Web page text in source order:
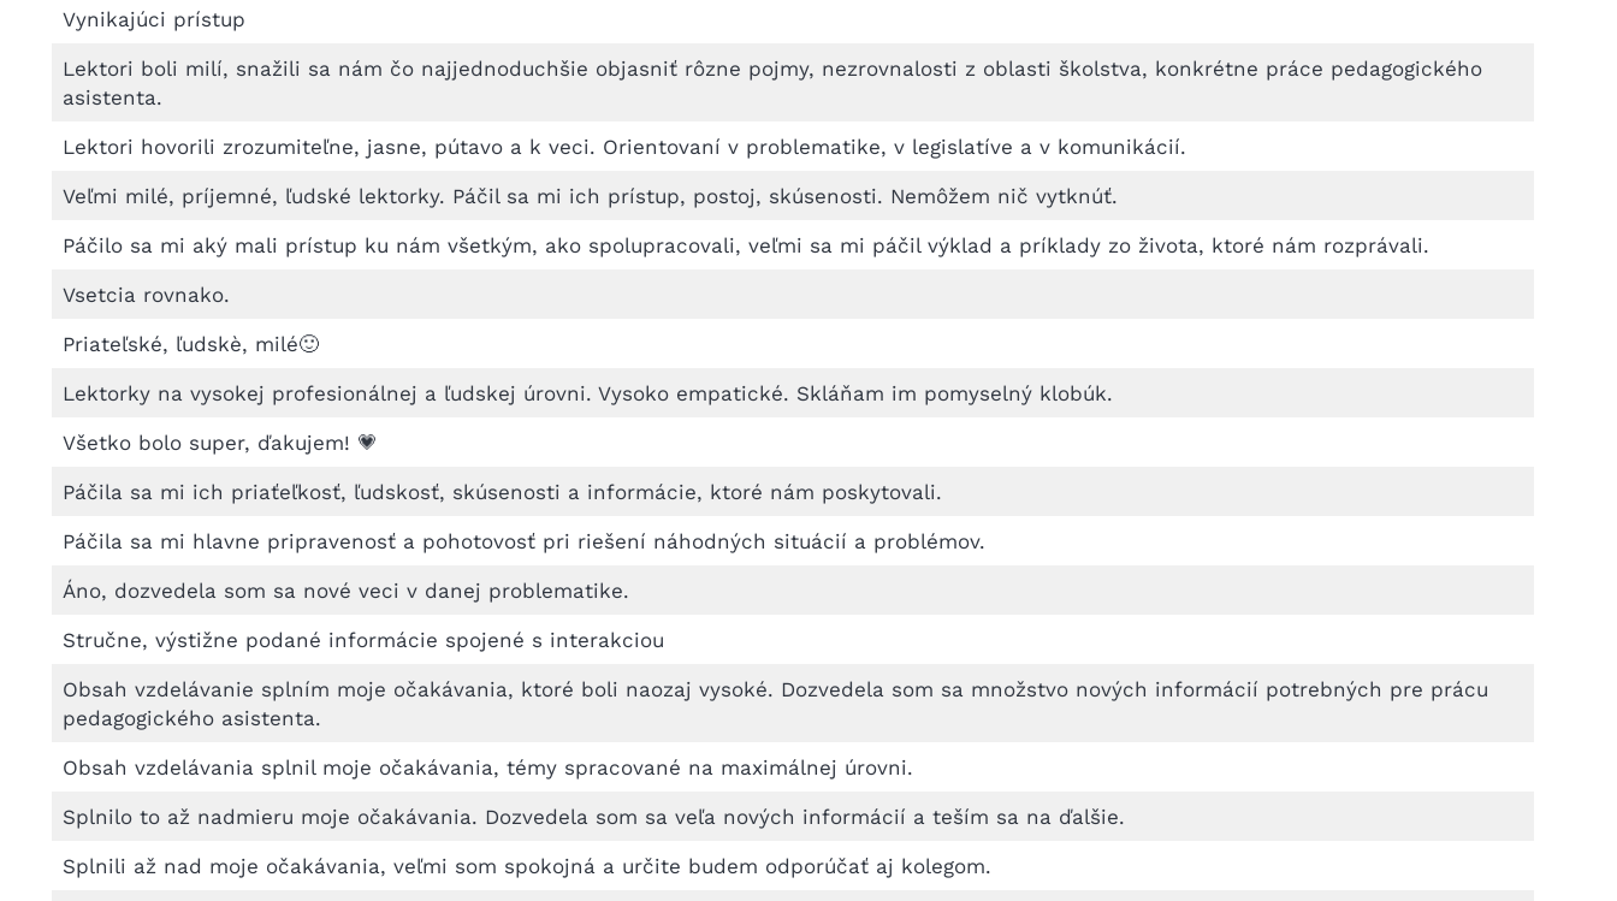
Vynikajúci prístup
Lektori boli milí, snažili sa nám čo najjednoduchšie objasniť rôzne pojmy, nezrovnalosti z oblasti školstva, konkrétne práce pedagogického
asistenta.
Lektori hovorili zrozumiteľne, jasne, pútavo a k veci. Orientovaní v problematike, v legislatíve a v komunikácií.
Veľmi milé, príjemné, ľudské lektorky. Páčil sa mi ich prístup, postoj, skúsenosti. Nemôžem nič vytknúť.
Páčilo sa mi aký mali prístup ku nám všetkým, ako spolupracovali, veľmi sa mi páčil výklad a príklady zo života, ktoré nám rozprávali.
Vsetcia rovnako.
Priateľské, ľudskè, milé🙂
Lektorky na vysokej profesionálnej a ľudskej úrovni. Vysoko empatické. Skláňam im pomyselný klobúk.
Všetko bolo super, ďakujem! 💗
Páčila sa mi ich priaťeľkosť, ľudskosť, skúsenosti a informácie, ktoré nám poskytovali.
Páčila sa mi hlavne pripravenosť a pohotovosť pri riešení náhodných situácií a problémov.
Áno, dozvedela som sa nové veci v danej problematike.
Stručne, výstižne podané informácie spojené s interakciou
Obsah vzdelávanie splním moje očakávania, ktoré boli naozaj vysoké. Dozvedela som sa množstvo nových informácií potrebných pre prácu
pedagogického asistenta.
Obsah vzdelávania splnil moje očakávania, témy spracované na maximálnej úrovni.
Splnilo to až nadmieru moje očakávania. Dozvedela som sa veľa nových informácií a teším sa na ďalšie.
Splnili až nad moje očakávania, veľmi som spokojná a určite budem odporúčať aj kolegom.